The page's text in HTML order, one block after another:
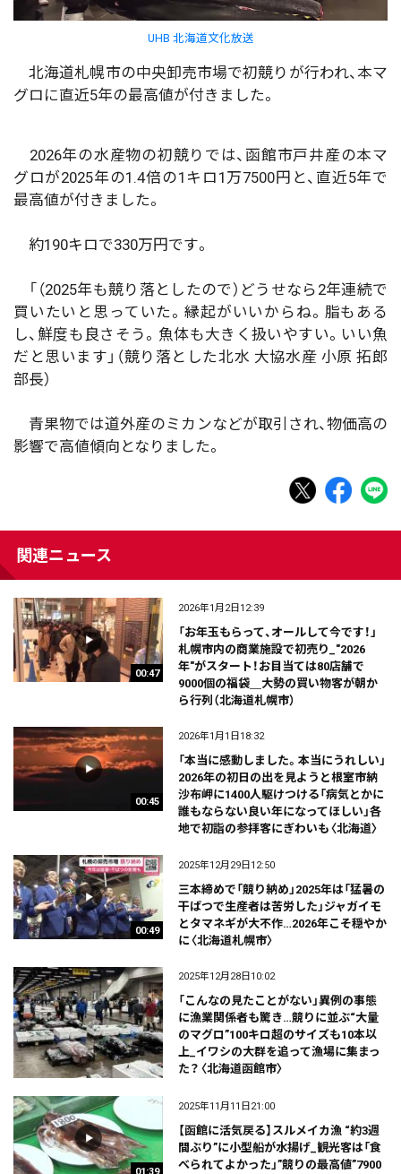
UHB 北海道文化放送
北海道札幌市の中央卸売市場で初競りが行われ、本マ
グロに直近5年の最高値が付きました。
2026年の水産物の初競りでは、函館市戸井産の本マ
グロが2025年の1.4倍の1キロ1万7500円と、直近5年で
最高値が付きました。
約190キロで330万円です。
「（2025年も競り落としたので）どうせなら2年連続で
買いたいと思っていた。縁起がいいからね。脂もある
し、鮮度も良さそう。魚体も大きく扱いやすい。いい魚
だと思います」（競り落とした北水 大協水産 小原 拓郎
部長）
青果物では道外産のミカンなどが取引され、物価高の
影響で高値傾向となりました。
関連ニュース
00:47
2026年1月2日12:39
「お年玉もらって、オールして今です！」
札幌市内の商業施設で初売り_"2026
年"がスタート！お目当ては80店舗で
9000個の福袋＿大勢の買い物客が朝か
ら行列（北海道札幌市）
00:45
2026年1月1日18:32
「本当に感動しました。本当にうれしい」
2026年の初日の出を見ようと根室市納
沙布岬に1400人駆けつける「病気とかに
誰もならない良い年になってほしい」各
地で初詣の参拝客にぎわいも〈北海道〉
00:49
2025年12月29日12:50
三本締めで「競り納め」2025年は「猛暑の
干ばつで生産者は苦労した」ジャガイモ
とタマネギが大不作…2026年こそ穏やか
に〈北海道札幌市〉
2025年12月28日10:02
「こんなの見たことがない」異例の事態
に漁業関係者も驚き…競りに並ぶ“大量
のマグロ”100キロ超のサイズも10本以
上_イワシの大群を追って漁場に集まっ
た？〈北海道函館市〉
01:39
2025年11月11日21:00
【函館に活気戻る】スルメイカ漁 “約3週
間ぶり”に小型船が水揚げ_観光客は「食
べられてよかった」”競りの最高値”7900